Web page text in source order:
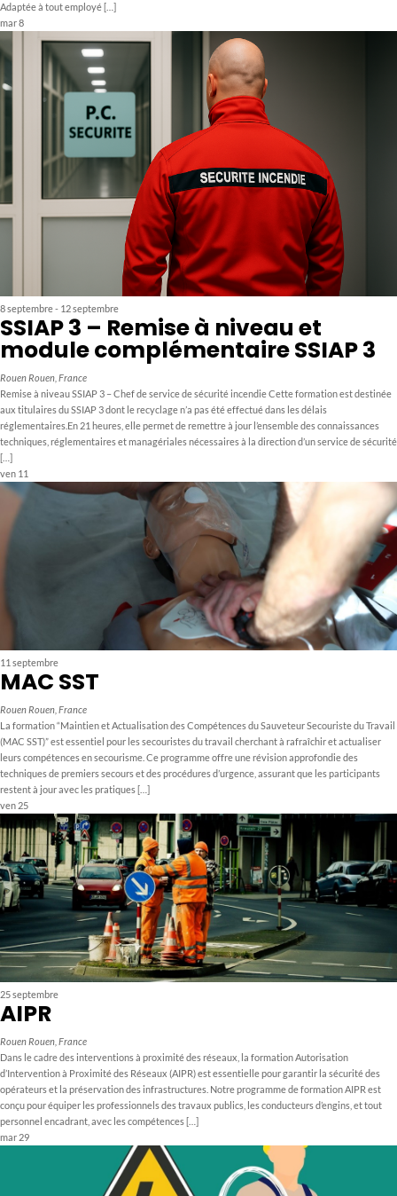
Adaptée à tout employé […]
mar8
8 septembre- 12 septembre
SSIAP 3 – Remise à niveau et
module complémentaire SSIAP 3
RouenRouen, France
Remise à niveau SSIAP 3 – Chef de service de sécurité incendie Cette formation est destinée
aux titulaires du SSIAP 3 dont le recyclage n’a pas été effectué dans les délais
réglementaires.En 21 heures, elle permet de remettre à jour l’ensemble des connaissances
techniques, réglementaires et managériales nécessaires à la direction d’un service de sécurité
[…]
ven 11
11 septembre
MAC SST
RouenRouen, France
La formation “Maintien et Actualisation des Compétences du Sauveteur Secouriste du Travail
(MAC SST)” est essentiel pour les secouristes du travail cherchant à rafraîchir et actualiser
leurs compétences en secourisme. Ce programme offre une révision approfondie des
techniques de premiers secours et des procédures d’urgence, assurant que les participants
restent à jour avec les pratiques […]
ven 25
25 septembre
AIPR
RouenRouen, France
Dans le cadre des interventions à proximité des réseaux, la formation Autorisation
d’Intervention à Proximité des Réseaux (AIPR) est essentielle pour garantir la sécurité des
opérateurs et la préservation des infrastructures. Notre programme de formation AIPR est
conçu pour équiper les professionnels des travaux publics, les conducteurs d’engins, et tout
personnel encadrant, avec les compétences […]
mar 29